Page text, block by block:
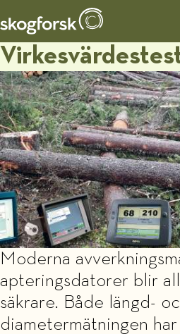
Moderna
apteringsdatorer blir
säkrare. Både längd-
diametermätningen